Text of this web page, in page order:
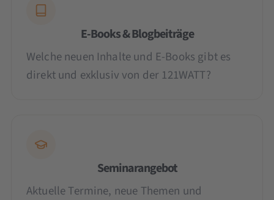
E-Books & Blogbeiträge
Welche neuen Inhalte und E-Books gibt es
direkt und exklusiv von der 121WATT?
Seminarangebot
Aktuelle Termine, neue Themen und